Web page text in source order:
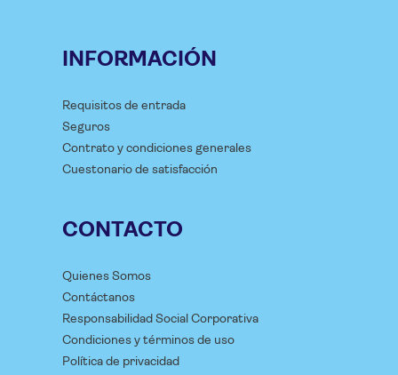
INFORMACIÓN
Requisitos de entrada
Seguros
Contrato y condiciones generales
Cuestonario de satisfacción
CONTACTO
Quienes Somos
Contáctanos
Responsabilidad Social Corporativa
Condiciones y términos de uso
Política de privacidad